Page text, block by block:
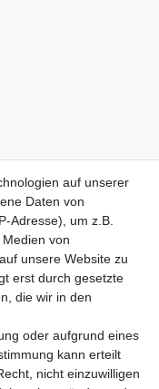
auf unserer
Daten von
Adresse), um z.B.
von
unsere Website zu
erst durch gesetzte
die wir in den
oder aufgrund eines
kann erteilt
nicht einzuwilligen